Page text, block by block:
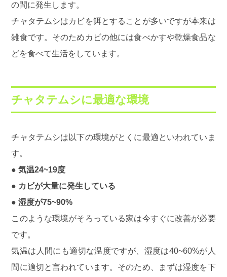
の間に発生します。
チャタテムシはカビを餌とすることが多いですが本来は
雑食です。そのためカビの他には食べかすや乾燥食品な
どを食べて生活をしています。
チャタテムシに最適な環境
チャタテムシは以下の環境がとくに最適といわれていま
す。
● 気温24~19度
● カビが大量に発生している
● 湿度が75~90%
このような環境がそろっている家は今すぐに改善が必要
です。
気温は人間にも適切な温度ですが、湿度は40~60%が人
間に適切と言われています。そのため、まずは湿度を下